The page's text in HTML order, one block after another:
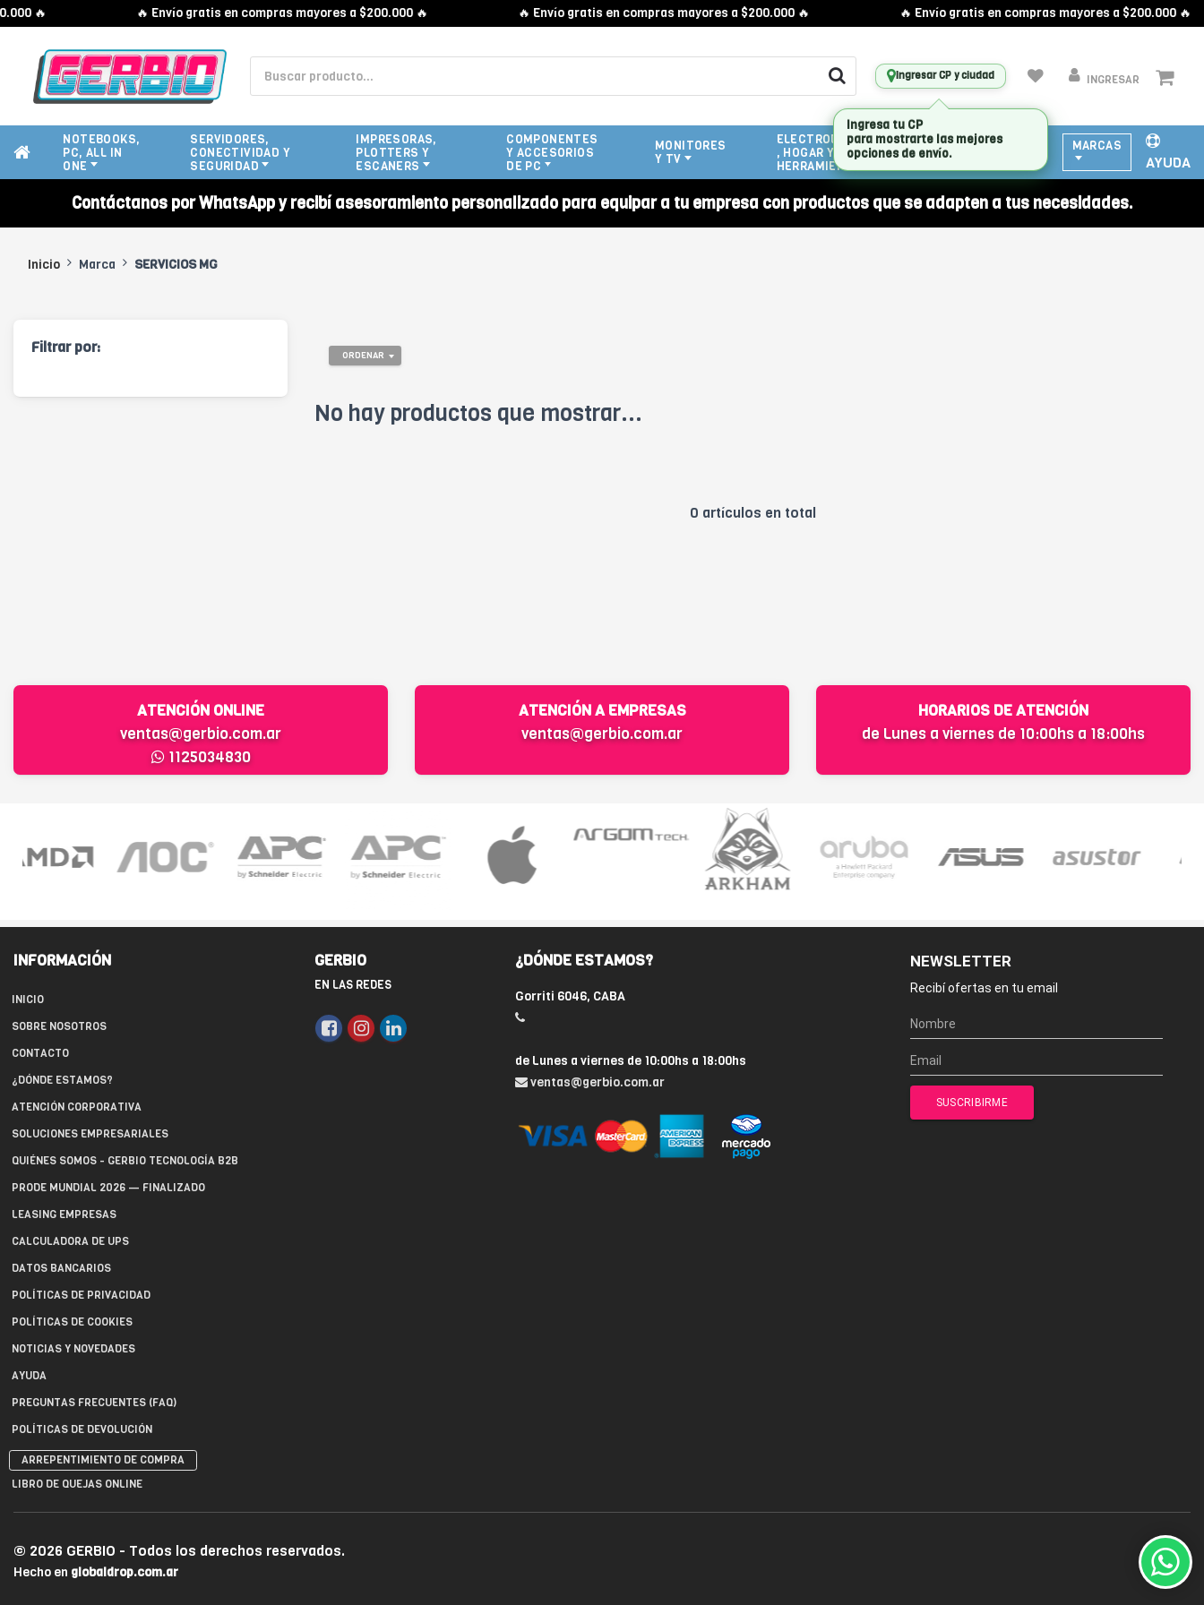
🔥 🔥 Envío gratis en compras mayores a $200.000 🔥 🔥 Envío gratis en compras mayores a $200.000 🔥 🔥 Envío gratis en compras mayores a $200.000 🔥
Ingresar CP y ciudad INGRESAR
NOTEBOOKS,
PC, ALL IN
ONE
SERVIDORES,
CONECTIVIDAD Y
SEGURIDAD
IMPRESORAS,
PLOTTERS Y
ESCANERS
COMPONENTES
Y ACCESORIOS
DE PC
MONITORES
Y TV
ELECTRODOMESTICOS
, HOGAR Y
HERRAMIENTAS
ATENCIÓN
MARCAS
AYUDA
Contáctanos por WhatsApp y recibí asesoramiento personalizado para equipar a tu empresa con productos que se adapten a tus necesidades.
Inicio Marca SERVICIOS MG
Filtrar por: ORDENAR
No hay productos que mostrar...
0 artículos en total
ATENCIÓN ONLINE
ventas@gerbio.com.ar
1125034830
ATENCIÓN A EMPRESAS
ventas@gerbio.com.ar
HORARIOS DE ATENCIÓN
de Lunes a viernes de 10:00hs a 18:00hs
INFORMACIÓN
INICIO
SOBRE NOSOTROS
CONTACTO
¿DÓNDE ESTAMOS?
ATENCIÓN CORPORATIVA
SOLUCIONES EMPRESARIALES
QUIÉNES SOMOS - GERBIO TECNOLOGÍA B2B
PRODE MUNDIAL 2026 — FINALIZADO
LEASING EMPRESAS
CALCULADORA DE UPS
DATOS BANCARIOS
POLÍTICAS DE PRIVACIDAD
POLÍTICAS DE COOKIES
NOTICIAS Y NOVEDADES
AYUDA
PREGUNTAS FRECUENTES (FAQ)
POLÍTICAS DE DEVOLUCIÓN
ARREPENTIMIENTO DE COMPRA
LIBRO DE QUEJAS ONLINE
GERBIO
EN LAS REDES
¿DÓNDE ESTAMOS?
Gorriti 6046, CABA
de Lunes a viernes de 10:00hs a 18:00hs
ventas@gerbio.com.ar
NEWSLETTER
Recibí ofertas en tu email
© 2026 GERBIO - Todos los derechos reservados.
Hecho en globaldrop.com.ar